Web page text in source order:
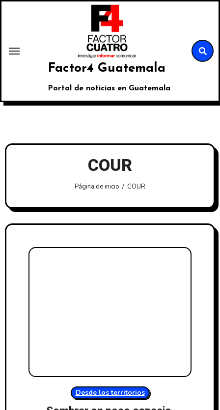
Factor4 Guatemala
Portal de noticias en Guatemala
COUR
Página de inicio COUR
Desde los territorios